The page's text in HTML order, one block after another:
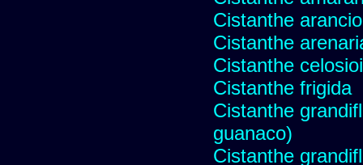
Cistanthe
Cistanthe
Cistanthe
Cistanthe frigida
Cistanthe
guanaco)
Cistanthe